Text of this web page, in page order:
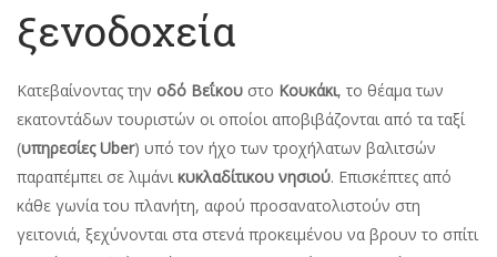
ξενοδοχεία
Κατεβαίνοντας την οδό Βεΐκου στο Κουκάκι, το θέαµα των
εκατοντάδων τουριστών οι οποίοι αποβιβάζονται από τα ταξί
(υπηρεσίες Uber) υπό τον ήχο των τροχήλατων βαλιτσών
παραπέµπει σε λιµάνικυκλαδίτικου νησιού. Επισκέπτες από
κάθε γωνία του πλανήτη, αφού προσανατολιστούν στη
γειτονιά, ξεχύνονται στα στενά προκειµένου να βρουν το σπίτι